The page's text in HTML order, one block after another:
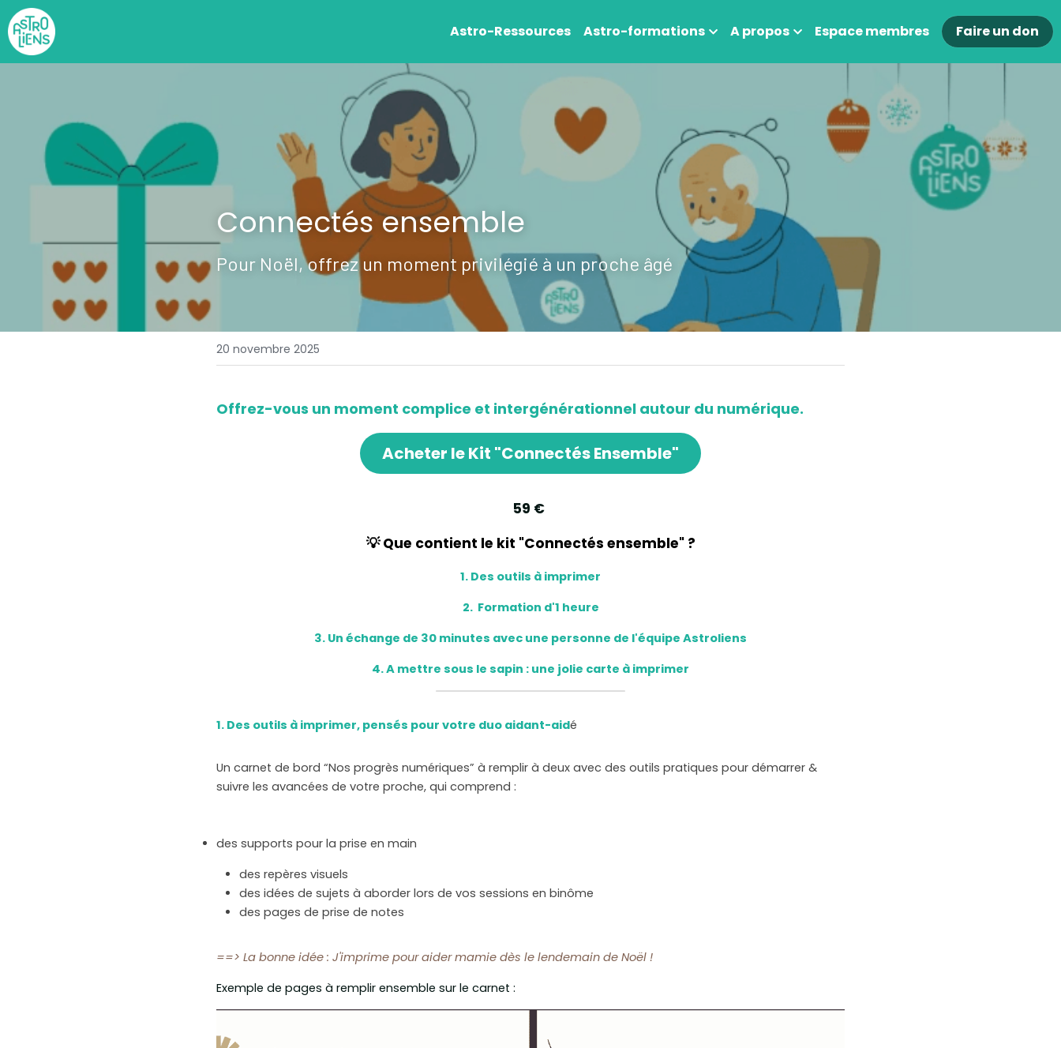
Astro-Ressources Astro-formations A propos Espace membres Faire un don
Connectés ensemble
Pour Noël, offrez un moment privilégié à un proche âgé
20 novembre 2025
Offrez-vous un moment complice et intergénérationnel autour du numérique.
Acheter le Kit "Connectés Ensemble"
59 €
💡 Que contient le kit "Connectés ensemble" ?
1. Des outils à imprimer
2.  Formation d'1 heure
3. Un échange de 30 minutes avec une personne de l'équipe Astroliens
4. A mettre sous le sapin : une jolie carte à imprimer
1. Des outils à imprimer, pensés pour votre duo aidant-aidé
Un carnet de bord “Nos progrès numériques” à remplir à deux avec des outils pratiques pour démarrer &
suivre les avancées de votre proche, qui comprend :
des supports pour la prise en main
des repères visuels
des idées de sujets à aborder lors de vos sessions en binôme
des pages de prise de notes
==> La bonne idée : J'imprime pour aider mamie dès le lendemain de Noël !
Exemple de pages à remplir ensemble sur le carnet :